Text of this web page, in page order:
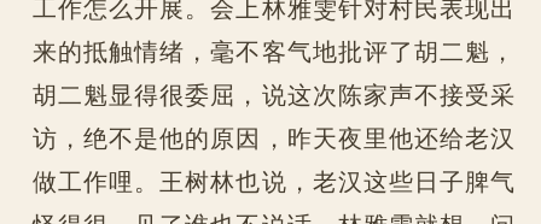
来的抵触情绪，毫不客气地批评了胡二魁，
胡二魁显得很委屈，说这次陈家声不接受采
访，绝不是他的原因，昨天夜里他还给老汉
做工作哩。王树林也说，老汉这些日子脾气